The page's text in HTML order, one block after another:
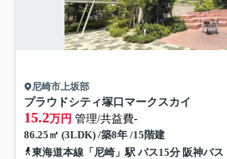
尼崎市上坂部
プラウドシティ塚口マークスカイ
15.2万円 管理/共益費-
86.25㎡ (3LDK) /築8年 /15階建
東海道本線「尼崎」駅 バス15分 阪神バ